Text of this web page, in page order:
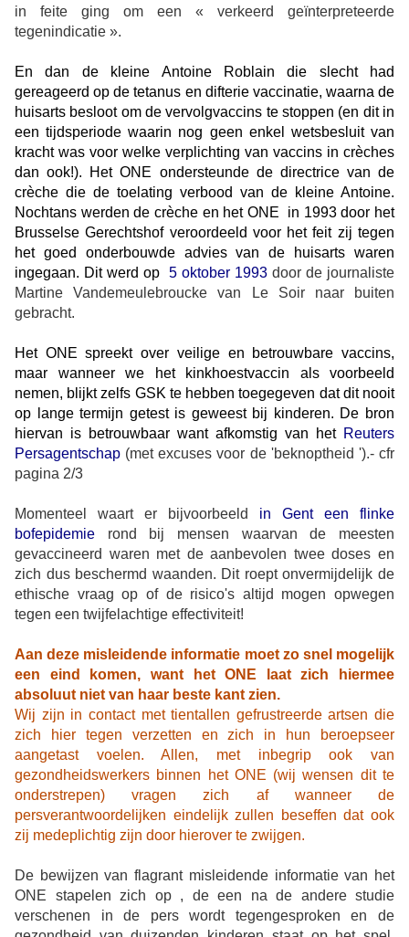
in feite ging om een « verkeerd geïnterpreteerde
tegenindicatie ».
En dan de kleine Antoine Roblain die slecht had
gereageerd op de tetanus en difterie vaccinatie, waarna de
huisarts besloot om de vervolgvaccins te stoppen (en dit in
een tijdsperiode waarin nog geen enkel wetsbesluit van
kracht was voor welke verplichting van vaccins in crèches
dan ook!). Het ONE ondersteunde de directrice van de
crèche die de toelating verbood van de kleine Antoine.
Nochtans werden de crèche en het ONE
in 1993 door het
Brusselse Gerechtshof veroordeeld voor het feit zij tegen
het goed onderbouwde advies van de huisarts waren
ingegaan. Dit werd op 5 oktober 1993 door de journaliste
Martine Vandemeulebroucke van Le Soir naar buiten
gebracht.
Het ONE spreekt over veilige en betrouwbare vaccins,
maar wanneer we het kinkhoestvaccin als voorbeeld
nemen, blijkt zelfs GSK te hebben toegegeven dat dit nooit
op lange termijn getest is geweest bij kinderen. De bron
hiervan is betrouwbaar want afkomstig van het Reuters
Persagentschap (met excuses voor de 'beknoptheid ').- cfr
pagina 2/3
Momenteel waart er bijvoorbeeld
in Gent een flinke
bofepidemie
rond bij mensen waarvan de meesten
gevaccineerd waren met de aanbevolen twee doses en
zich dus beschermd waanden. Dit roept onvermijdelijk de
ethische vraag op of de risico's altijd mogen opwegen
tegen een twijfelachtige effectiviteit!
Aan deze misleidende informatie moet zo snel mogelijk
een eind komen, want het ONE laat zich hiermee
absoluut niet van haar beste kant zien.
Wij zijn in contact met tientallen gefrustreerde artsen die
zich hier tegen verzetten en zich in hun beroepseer
aangetast voelen. Allen, met inbegrip ook van
gezondheidswerkers binnen het ONE (wij wensen dit te
onderstrepen) vragen zich af wanneer de
persverantwoordelijken eindelijk zullen beseffen dat ook
zij medeplichtig zijn door hierover te zwijgen.
De bewijzen van flagrant misleidende informatie van het
ONE stapelen zich op , de een na de andere studie
verschenen in de pers wordt tegengesproken en de